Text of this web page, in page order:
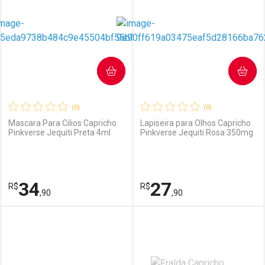
(0)
Mascara Para Cilios Capricho
Pinkverse Jequiti Preta 4ml
R$34,90
COMPRAR
(0)
Lapiseira para Olhos Capricho
Pinkverse Jequiti Rosa 350mg
R$27,90
COMPRAR
Laboratório
Por Menos